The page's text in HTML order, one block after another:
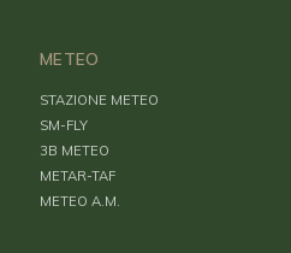
METEO
STAZIONE METEO
SM-FLY
3B METEO
METAR-TAF
METEO A.M.